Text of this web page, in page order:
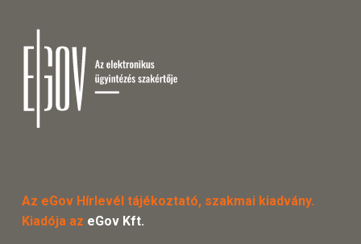
Az eGov Hírlevél tájékoztató, szakmai kiadvány.
Kiadója az eGov Kft.